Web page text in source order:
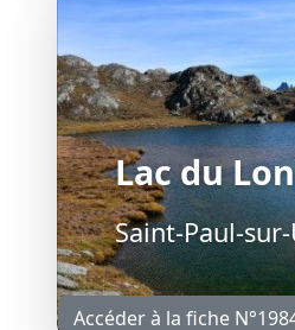
Lac du
Saint-Paul-
Accéder à la fiche